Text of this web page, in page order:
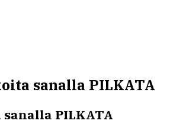
sanalla PILKATA
PILKATA